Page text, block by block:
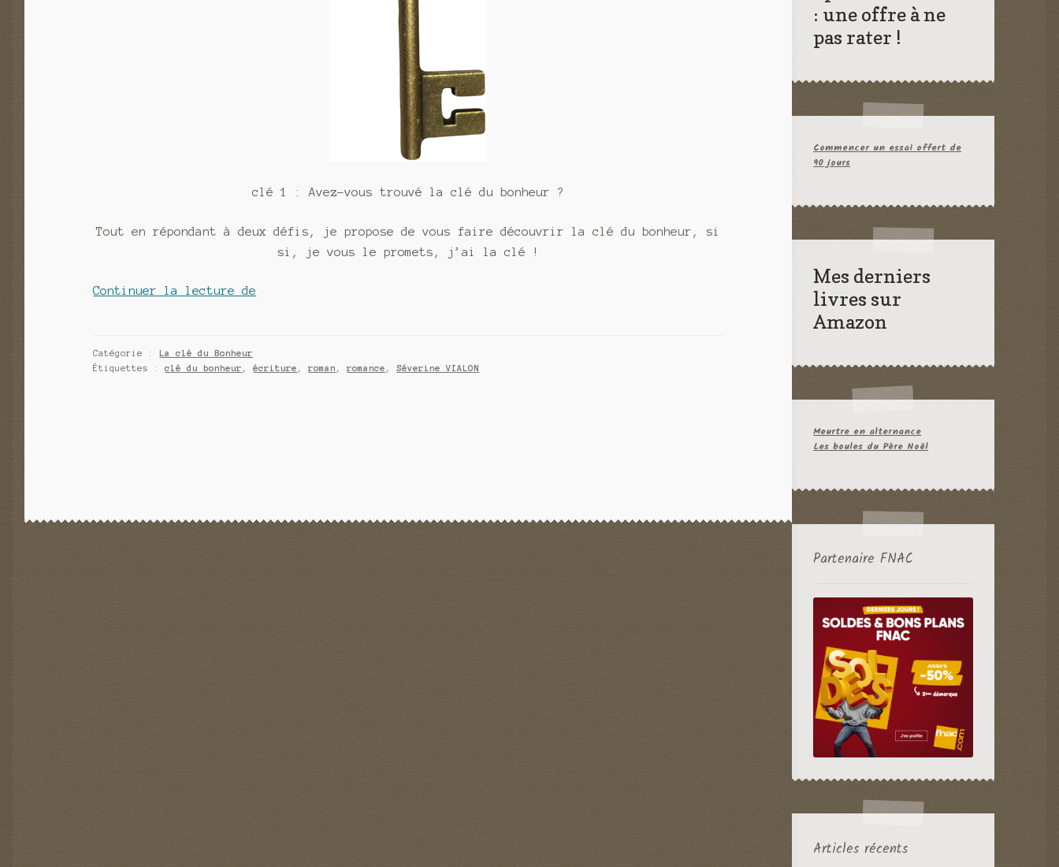
clé 1 : Avez-vous trouvé la clé du bonheur ?
Tout en répondant à deux défis, je propose de vous faire découvrir la clé du bonheur, si
si, je vous le promets, j’ai la clé !
Continuer la lecture de
vous
Catégorie :
La clé du Bonheur
Étiquettes :clé du bonheur ,écriture ,roman ,romance ,Séverine VIALON
: une offre à ne
pas rater !
Commencer un essai offert de
90 jours
Mes derniers
livres sur
Amazon
Meurtre en alternance
Les boules du Père Noël
Partenaire FNAC
Articles récents